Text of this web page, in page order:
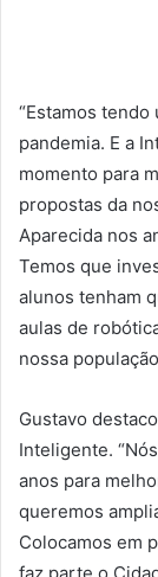
“Estamos
pandemia. E a
momento para
propostas da
Aparecida nos
Temos que
alunos tenham
aulas de
nossa
Gustavo
Inteligente.
anos para
queremos
Colocamos em
faz parte o